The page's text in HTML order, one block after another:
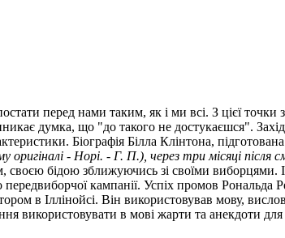
перед нами таким, як і ми всі. З цієї
думка, що "до такого не достукаєшся".
Біографія Білла Клінтона,
оригіналі - Норі. - Г. П.), через три місяці після
своєю бідою зближуючись зі своїми виборцями.
передвиборчої кампанії. Успіх промов
в Іллінойсі. Він використовував мову,
використовувати в мові жарти та анекдоти для